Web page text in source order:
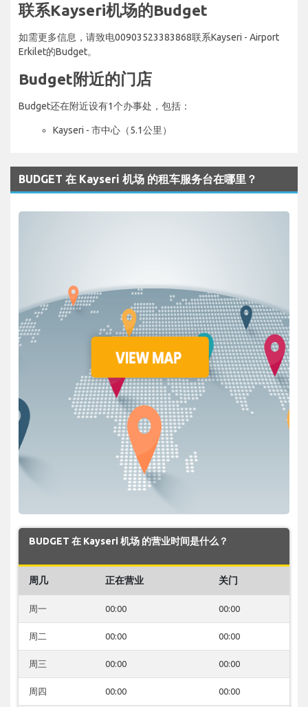
联系Kayseri机场的Budget
如需更多信息，请致电00903523383868联系Kayseri - Airport
Erkilet的Budget。
Budget附近的门店
Budget还在附近设有1个办事处，包括：
Kayseri - 市中心（5.1公里）
BUDGET 在 Kayseri 机场 的租车服务台在哪里？
BUDGET 在 Kayseri 机场 的营业时间是什么？
周几 正在营业 关门
周一 00:00 00:00
周二 00:00 00:00
周三 00:00 00:00
周四 00:00 00:00